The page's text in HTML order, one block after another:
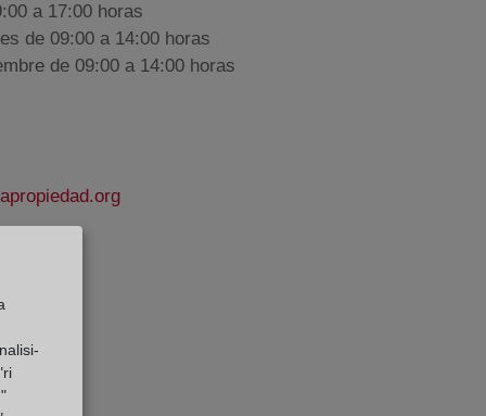
a 17:00 horas
de 09:00 a 14:00 horas
de 09:00 a 14:00 horas